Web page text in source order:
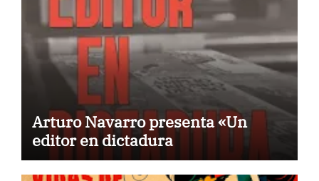
Arturo Navarro presenta «Un
editor en dictadura